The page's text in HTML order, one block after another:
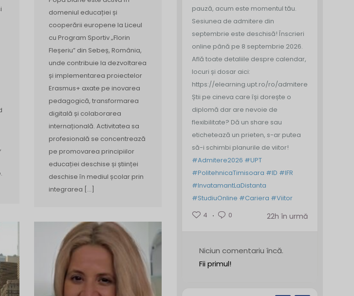
domeniul educației și
cooperării europene la Liceul
cu Program Sportiv „Florin
Fleșeriu” din Sebeș, România,
unde contribuie la dezvoltarea
și implementarea proiectelor
Erasmus+ axate pe inovarea
pedagogică, transformarea
digitală și colaborarea
internațională. Activitatea sa
profesională se concentrează
pe promovarea principiilor
educației deschise și științei
deschise în mediul școlar prin
integrarea […]
pauză, acum este momentul tău.
Sesiunea de admitere din
septembrie este deschisă! Înscrieri
online până pe 8 septembrie 2026.
Află toate detaliile despre calendar,
locuri și dosar aici:
https://elearning.upt.ro/ro/admitere/
Știi pe cineva care își dorește o
diplomă dar are nevoie de
flexibilitate? Dă un share sau
etichetează un prieten, s-ar putea
să-i schimbi planurile de viitor!
#Admitere2026 #UPT
#PolitehnicaTimisoara #ID #IFR
#InvatamantLaDistanta
#StudiuOnline #Cariera #Viitor
4
0 22h în urmă
Niciun comentariu încă.
Fii primul!